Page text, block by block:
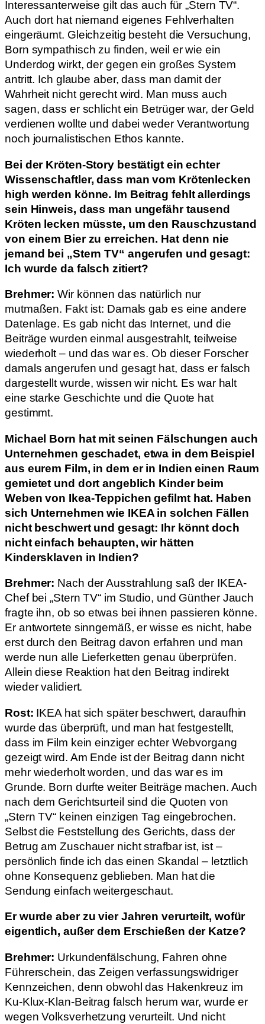
Interessanterweise gilt das auch für „Stern TV“.
Auch dort hat niemand eigenes Fehlverhalten
eingeräumt. Gleichzeitig besteht die Versuchung,
Born sympathisch zu finden, weil er wie ein
Underdog wirkt, der gegen ein großes System
antritt. Ich glaube aber, dass man damit der
Wahrheit nicht gerecht wird. Man muss auch
sagen, dass er schlicht ein Betrüger war, der Geld
verdienen wollte und dabei weder Verantwortung
noch journalistischen Ethos kannte.
Bei der Kröten-Story bestätigt ein echter
Wissenschaftler, dass man vom Krötenlecken
high werden könne. Im Beitrag fehlt allerdings
sein Hinweis, dass man ungefähr tausend
Kröten lecken müsste, um den Rauschzustand
von einem Bier zu erreichen. Hat denn nie
jemand bei „Stern TV“ angerufen und gesagt:
Ich wurde da falsch zitiert?
Brehmer:Wir können das natürlich nur
mutmaßen. Fakt ist: Damals gab es eine andere
Datenlage. Es gab nicht das Internet, und die
Beiträge wurden einmal ausgestrahlt, teilweise
wiederholt – und das war es. Ob dieser Forscher
damals angerufen und gesagt hat, dass er falsch
dargestellt wurde, wissen wir nicht. Es war halt
eine starke Geschichte und die Quote hat
gestimmt.
Michael Born hat mit seinen Fälschungen auch
Unternehmen geschadet, etwa in dem Beispiel
aus eurem Film, in dem er in Indien einen Raum
gemietet und dort angeblich Kinder beim
Weben von Ikea-Teppichen gefilmt hat. Haben
sich Unternehmen wie IKEA in solchen Fällen
nicht beschwert und gesagt: Ihr könnt doch
nicht einfach behaupten, wir hätten
Kindersklaven in Indien?
Brehmer: Nach der Ausstrahlung saß der IKEA-
Chef bei „Stern TV“ im Studio, und Günther Jauch
fragte ihn, ob so etwas bei ihnen passieren könne.
Er antwortete sinngemäß, er wisse es nicht, habe
erst durch den Beitrag davon erfahren und man
werde nun alle Lieferketten genau überprüfen.
Allein diese Reaktion hat den Beitrag indirekt
wieder validiert.
Rost: IKEA hat sich später beschwert, daraufhin
wurde das überprüft, und man hat festgestellt,
dass im Film kein einziger echter Webvorgang
gezeigt wird. Am Ende ist der Beitrag dann nicht
mehr wiederholt worden, und das war es im
Grunde. Born durfte weiter Beiträge machen. Auch
nach dem Gerichtsurteil sind die Quoten von
„Stern TV“ keinen einzigen Tag eingebrochen.
Selbst die Feststellung des Gerichts, dass der
Betrug am Zuschauer nicht strafbar ist, ist –
persönlich finde ich das einen Skandal – letztlich
ohne Konsequenz geblieben. Man hat die
Sendung einfach weitergeschaut.
Er wurde aber zu vier Jahren verurteilt, wofür
eigentlich, außer dem Erschießen der Katze?
Brehmer: Urkundenfälschung, Fahren ohne
Führerschein, das Zeigen verfassungswidriger
Kennzeichen, denn obwohl das Hakenkreuz im
Ku-Klux-Klan-Beitrag falsch herum war, wurde er
wegen Volksverhetzung verurteilt. Und nicht